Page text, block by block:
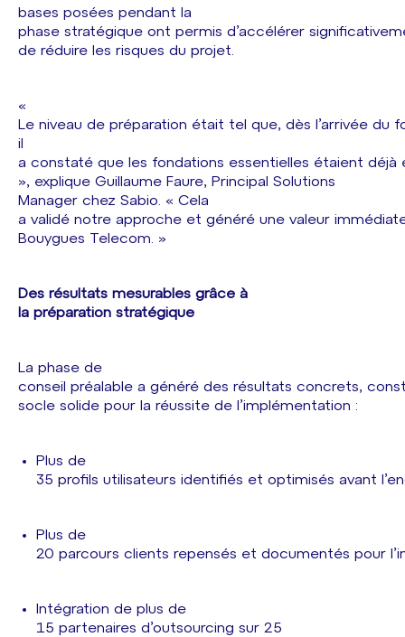
bases posées pendant la
phase stratégique ont permis d’accélérer
de réduire les risques du projet.
«
Le niveau de préparation était tel que, dès l’arrivée du
il
a constaté que les fondations essentielles étaient déjà
», explique Guillaume Faure, Principal Solutions
Manager chez Sabio. « Cela
a validé notre approche et généré une valeur
Bouygues Telecom. »
Des résultats mesurables grâce à
la préparation stratégique
La phase de
conseil préalable a généré des résultats concrets,
socle solide pour la réussite de l’implémentation :
Plus de
35 profils utilisateurs identifiés et optimisés avant
Plus de
20 parcours clients repensés et documentés pour
Intégration de plus de
15 partenaires d’outsourcing sur 25